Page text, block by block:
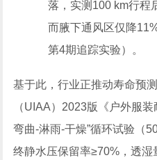
落，实测100 km行程
而腋下通风区仅降
第4期追踪实验）。
基于此，行业正推动寿命预
（UIAA）2023版《户外服
弯曲-淋雨-干燥”循环试验（
终静水压保留率≥70%，透